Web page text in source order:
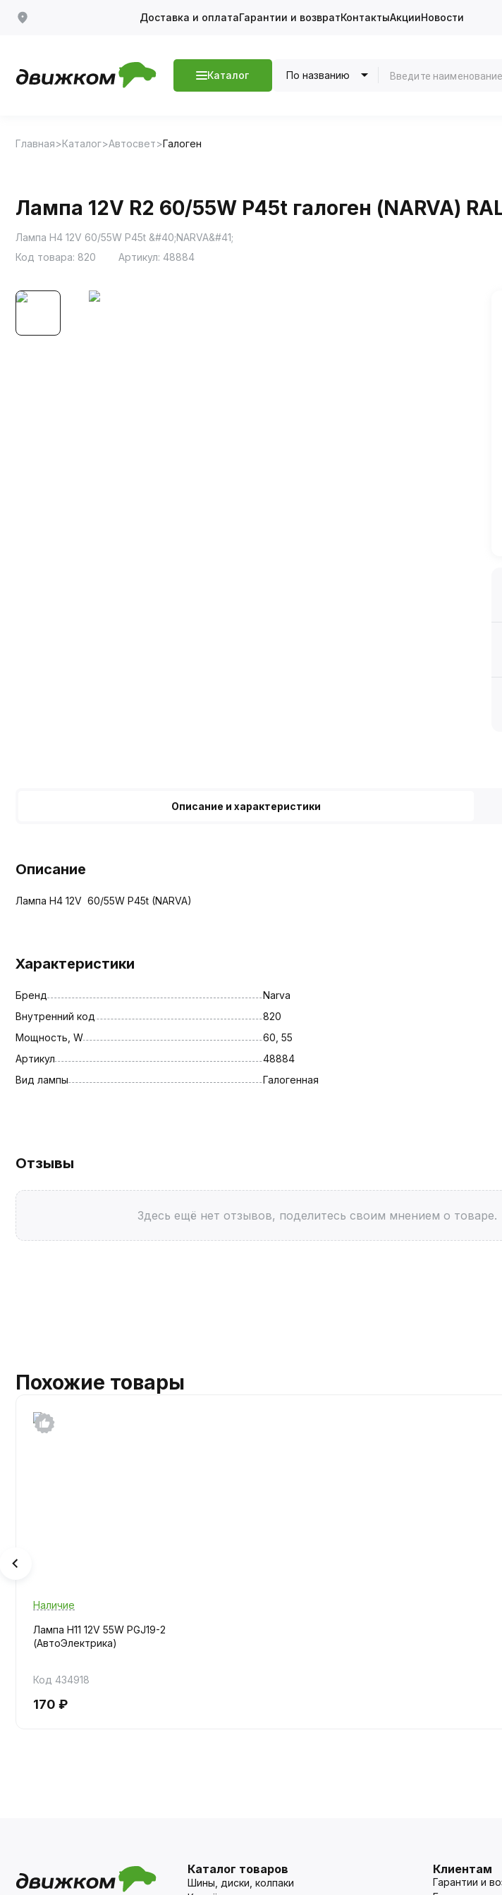
Доставка и оплатаГарантии и возвратКонтактыАкцииНовости
Каталог По названию
Главная Каталог Автосвет Галоген
Лампа 12V R2 60/55W P45t галоген (NARVA)
Лампа H4 12V 60/55W P45t &#40;NARVA&#41;
Код товара: 820 Артикул: 48884
Описание и характеристики
Описание
Лампа H4 12V 60/55W P45t (NARVA)
Характеристики
Бренд
Narva
Внутренний код
820
Мощность, W
60, 55
Артикул
48884
Вид лампы
Галогенная
Отзывы
Здесь ещё нет отзывов, поделитесь своим мнением о товаре.
Похожие товары
Наличие
Лампа H11 12V 55W PGJ19-2
(АвтоЭлектрика)
Код 434918
170 ₽
Каталог товаров
Шины, диски, колпаки
Клиентам
Гарантии и